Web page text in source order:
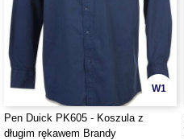
W1
Pen Duick PK605 - Koszula z
długim rękawem Brandy